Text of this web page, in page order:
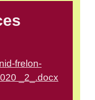
frelon-
_2_.docx